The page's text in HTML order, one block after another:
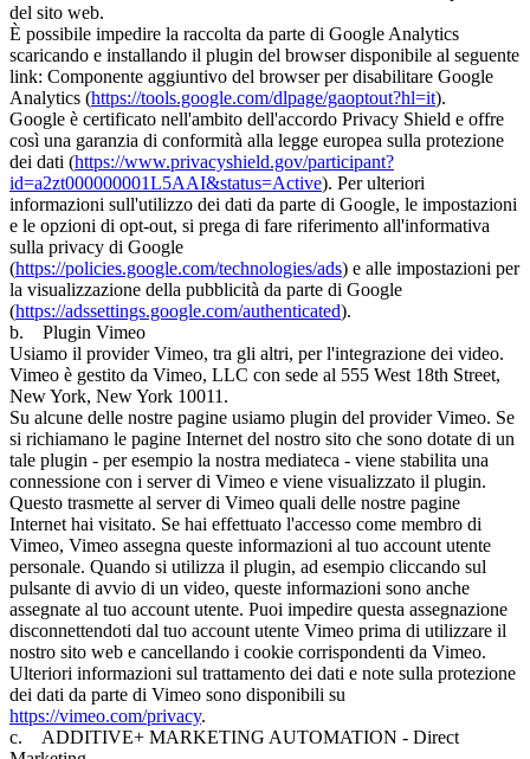
del sito web.
È possibile impedire la raccolta da parte di Google Analytics
scaricando e installando il plugin del browser disponibile al seguente
link: Componente aggiuntivo del browser per disabilitare Google
Analytics (https://tools.google.com/dlpage/gaoptout?hl=it).
Google è certificato nell'ambito dell'accordo Privacy Shield e offre
così una garanzia di conformità alla legge europea sulla protezione
dei dati (https://www.privacyshield.gov/participant?
id=a2zt000000001L5AAI&status=Active). Per ulteriori
informazioni sull'utilizzo dei dati da parte di Google, le impostazioni
e le opzioni di opt-out, si prega di fare riferimento all'informativa
sulla privacy di Google
(https://policies.google.com/technologies/ads) e alle impostazioni per
la visualizzazione della pubblicità da parte di Google
(https://adssettings.google.com/authenticated).
b. Plugin Vimeo
Usiamo il provider Vimeo, tra gli altri, per l'integrazione dei video.
Vimeo è gestito da Vimeo, LLC con sede al 555 West 18th Street,
New York, New York 10011.
Su alcune delle nostre pagine usiamo plugin del provider Vimeo. Se
si richiamano le pagine Internet del nostro sito che sono dotate di un
tale plugin - per esempio la nostra mediateca - viene stabilita una
connessione con i server di Vimeo e viene visualizzato il plugin.
Questo trasmette al server di Vimeo quali delle nostre pagine
Internet hai visitato. Se hai effettuato l'accesso come membro di
Vimeo, Vimeo assegna queste informazioni al tuo account utente
personale. Quando si utilizza il plugin, ad esempio cliccando sul
pulsante di avvio di un video, queste informazioni sono anche
assegnate al tuo account utente. Puoi impedire questa assegnazione
disconnettendoti dal tuo account utente Vimeo prima di utilizzare il
nostro sito web e cancellando i cookie corrispondenti da Vimeo.
Ulteriori informazioni sul trattamento dei dati e note sulla protezione
dei dati da parte di Vimeo sono disponibili su
https://vimeo.com/privacy.
c. ADDITIVE+ MARKETING AUTOMATION - Direct